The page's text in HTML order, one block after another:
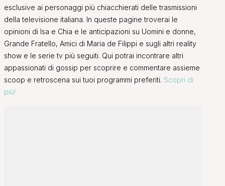
esclusive ai personaggi più chiacchierati delle trasmissioni
della televisione italiana. In queste pagine troverai le
opinioni di Isa e Chia e le anticipazioni su Uomini e donne,
Grande Fratello, Amici di Maria de Filippi e sugli altri reality
show e le serie tv più seguiti. Qui potrai incontrare altri
appassionati di gossip per scoprire e commentare assieme
scoop e retroscena sui tuoi programmi preferiti. Scopri di
più!